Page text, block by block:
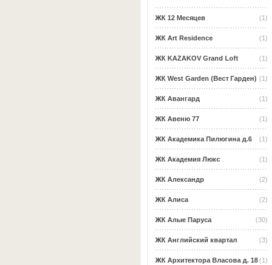
(1)
ЖК 12 Месяцев
(1)
ЖК Art Residence
(1)
ЖК KAZAKOV Grand Loft
(1)
ЖК West Garden (Вест Гарден)
(1)
ЖК Авангард
(1)
ЖК Авеню 77
(1)
ЖК Академика Пилюгина д.6
(1)
ЖК Академия Люкс
(2)
ЖК Александр
(2)
ЖК Алиса
(30)
ЖК Алые Паруса
(3)
ЖК Английский квартал
(1)
ЖК Архитектора Власова д. 18